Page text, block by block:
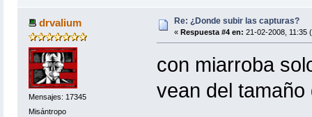
drvalium
Mensajes: 17345
Misántropo
Re: ¿Donde subir las capturas?
« Respuesta #4 en: 21-02-2008, 11:35
con miarroba
vean del